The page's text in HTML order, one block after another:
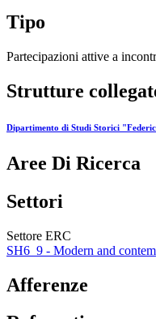
Tipo
Partecipazioni attive a
Strutture
Dipartimento di Studi Storici
Aree Di Ricerca
Settori
Settore ERC
SH6_9 - Modern and
Afferenze